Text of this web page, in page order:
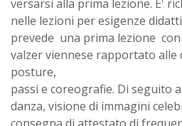
versarsi alla prima lezione. E'
nelle lezioni per esigenze
prevede una prima lezione
valzer viennese rapportato alle
posture,
passi e coreografie. Di seguito
danza, visione di immagini
consegna di attestato di